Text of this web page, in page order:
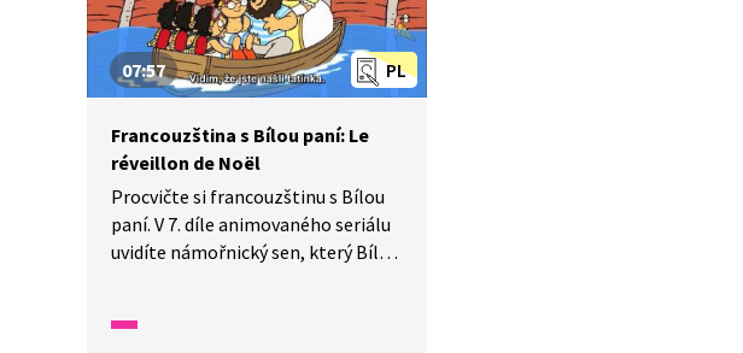
PL
07:57
Francouzština s Bílou paní: Le
réveillon de Noël
Procvičte si francouzštinu s Bílou
paní. V 7. díle animovaného seriálu
uvidíte námořnický sen, který Bílá
dozvíte se, jak se dostanou z břicha